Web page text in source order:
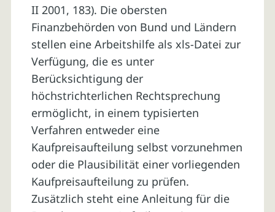
II 2001, 183). Die obersten
Finanzbehörden von Bund und Ländern
stellen eine Arbeitshilfe als xls-Datei zur
Verfügung, die es unter
Berücksichtigung der
höchstrichterlichen Rechtsprechung
ermöglicht, in einem typisierten
Verfahren entweder eine
Kaufpreisaufteilung selbst vorzunehmen
oder die Plausibilität einer vorliegenden
Kaufpreisaufteilung zu prüfen.
Zusätzlich steht eine Anleitung für die